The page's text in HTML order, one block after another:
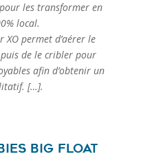
les transformer en
local.
permet d’aérer le
de le cribler pour
afin d’obtenir un
[…].
Big Float